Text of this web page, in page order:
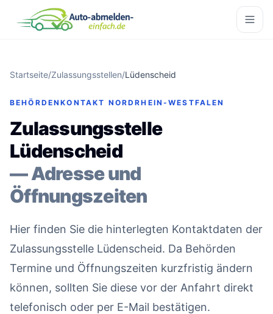
Startseite/Zulassungsstellen/Lüdenscheid
BEHÖRDENKONTAKT NORDRHEIN-WESTFALEN
Zulassungsstelle
Lüdenscheid
— Adresse und
Öffnungszeiten
Hier finden Sie die hinterlegten Kontaktdaten der
Zulassungsstelle Lüdenscheid. Da Behörden
Termine und Öffnungszeiten kurzfristig ändern
können, sollten Sie diese vor der Anfahrt direkt
telefonisch oder per E-Mail bestätigen.